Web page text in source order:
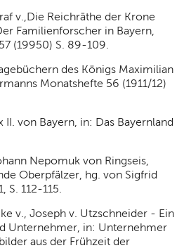
v.,Die Reichräthe der Krone
Familienforscher in Bayern,
(19950) S. 89-109.
des Königs Maximilian
Monatshefte 56 (1911/12)
von Bayern, in: Das Bayernland
Nepomuk von Ringseis,
Oberpfälzer, hg. von Sigfrid
S. 112-115.
v., Joseph v. Utzschneider - Ein
Unternehmer, in: Unternehmer
aus der Frühzeit der